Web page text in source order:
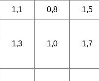
1,1 0,8 1,5
1,3 1,0 1,7